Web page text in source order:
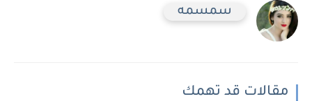
سمسمه
مقالات قد تهمك